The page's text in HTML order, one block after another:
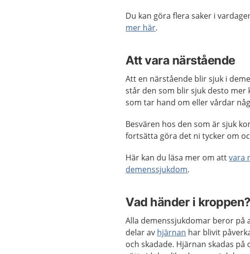
Du kan göra flera saker i
mer här.
Att vara närstående
Att en närstående blir sjuk i
står den som blir sjuk desto
som tar hand om eller vårdar
Besvären hos den som är sjuk
fortsätta göra det ni tycker om
Här kan du läsa mer om attvara
demenssjukdom.
Vad händer i kroppen?
Alla demenssjukdomar beror på
delar av hjärnan har blivit
och skadade. Hjärnan skadas på